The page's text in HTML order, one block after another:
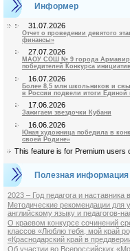
Информер
31.07.2026
Отчет о проведении девятого
финансы»
27.07.2026
МАОУ СОШ № 9 города Армавир
победителей Конкурса
16.07.2026
Более 8,5 млн школьников и
в России подвели итоги
17.06.2026
Зажигаем звездочки Кубани
16.06.2026
Юная художница победила в
своей Родине»
This feature is for Premium users
Полезная информация
2023 – Год педагога и наставника
Методические рекомендации для
английскому языку и педагогов-
О краевом конкурсе сочинений
классов «Люблю тебя, мой край
«Краснодарский край в
Об участии во Всероссийских